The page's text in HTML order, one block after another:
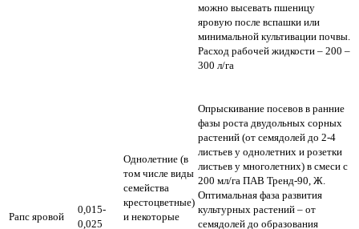
можно высевать пшеницу
яровую после вспашки или
минимальной культивации почвы.
Расход рабочей жидкости – 200 –
300 л/га
Рапс яровой
0,015-
0,025
Однолетние (в
том числе виды
семейства
крестоцветные)
и некоторые
Опрыскивание посевов в ранние
фазы роста двудольных сорных
растений (от семядолей до 2-4
листьев у однолетних и розетки
листьев у многолетних) в смеси с
200 мл/га ПАВ Тренд-90, Ж.
Оптимальная фаза развития
культурных растений – от
семядолей до образования